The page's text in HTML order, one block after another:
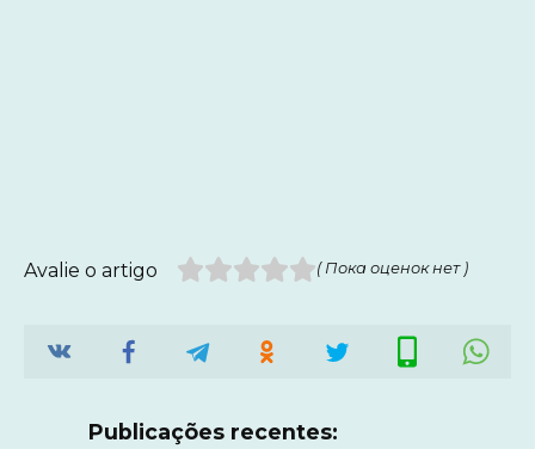
Avalie o artigo ( Пока оценок нет )
Publicações recentes: